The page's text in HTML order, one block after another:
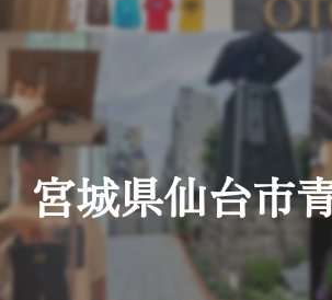
宮城県仙台市